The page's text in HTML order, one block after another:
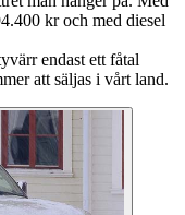
kr och med diesel
endast ett fåtal
att säljas i vårt land.